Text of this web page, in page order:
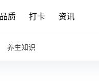
品质 打卡 资讯
养生知识